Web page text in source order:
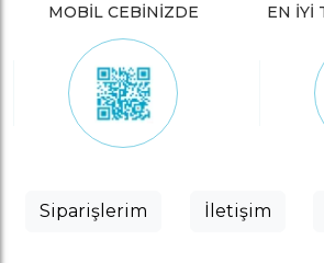
MOBİL CEBİNİZDE EN İYİ
Siparişlerim İletişim